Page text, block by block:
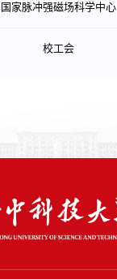
国家脉冲强磁场科学中心
校工会